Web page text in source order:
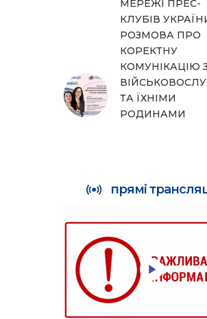
МЕРЕЖІ ПРЕС-
КЛУБІВ
РОЗМОВА ПРО
КОРЕКТНУ
КОМУНІКАЦІЮ З
ТА ЇХНІМИ
РОДИНАМИ
прямі